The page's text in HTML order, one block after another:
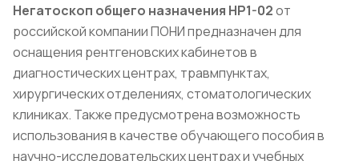
Негатоскоп общего назначения НР1-02от
российской компании ПОНИ предназначен для
оснащения рентгеновских кабинетов в
диагностических центрах, травмпунктах,
хирургических отделениях, стоматологических
клиниках. Также предусмотрена возможность
использования в качестве обучающего пособия в
научно-исследовательских центрах и учебных